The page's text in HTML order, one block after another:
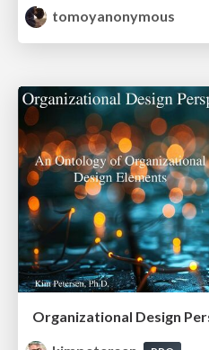
tomoyanonymous